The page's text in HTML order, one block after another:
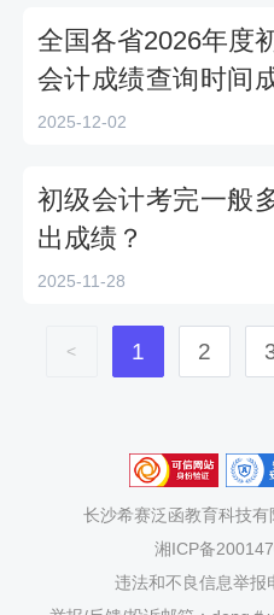
全国各省2026年度
会计成绩查询时间
查询入口合格分数线
2025-12-02
初级会计考完一般
出成绩？
2025-11-28
< 1 2
长沙希赛泛函教育科技有
湘ICP备
违法和不良信息举